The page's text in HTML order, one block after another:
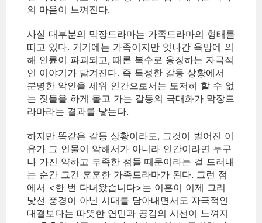
의 마음이 느껴진다.
사실 대부분의 막장드라마는 가족드라마의 형태를
띠고 있다. 거기에는 가족이지만 엇나간 욕망에 의
해 인륜이 파괴되고, 때론 복수로 응징하는 자극적
인 이야기가 담겨진다. 즉 특정한 갈등 상황에서
분명한 악인을 세워 인간으로서는 도저히 할 수 없
는 짓들을 하게 몰고 가는 갈등의 극대화가 막장드
라마라는 결과를 낳는다.
하지만 똑같은 갈등 상황이라도, 그것이 벌어진 이
유가 그 인물이 악해서가 아니라 인간이라면 누구
나 가진 약하고 부족한 점들 때문이라는 걸 드러내
는 순간 그건 훈훈한 가족드라마가 된다. 그런 점
에서 <한 번 다녀왔습니다>는 이혼이 이제 그리
낯선 풍경이 아닌 시대를 담아내면서도 자극적인
대결보다는 따뜻한 연민과 공감의 시선이 느껴지